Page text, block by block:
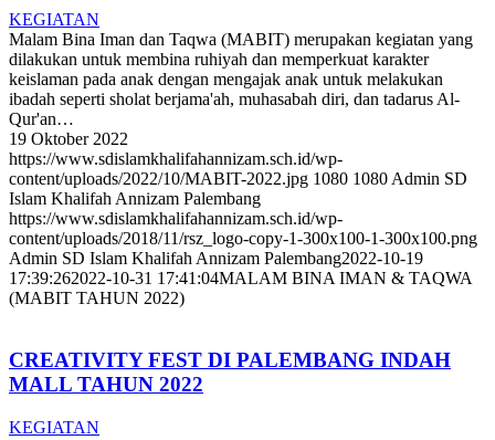
KEGIATAN
Malam Bina Iman dan Taqwa (MABIT) merupakan kegiatan yang
dilakukan untuk membina ruhiyah dan memperkuat karakter
keislaman pada anak dengan mengajak anak untuk melakukan
ibadah seperti sholat berjama'ah, muhasabah diri, dan tadarus Al-
Qur'an…
19 Oktober 2022
https://www.sdislamkhalifahannizam.sch.id/wp-
content/uploads/2022/10/MABIT-2022.jpg 1080 1080 Admin SD
Islam Khalifah Annizam Palembang
https://www.sdislamkhalifahannizam.sch.id/wp-
content/uploads/2018/11/rsz_logo-copy-1-300x100-1-300x100.png
Admin SD Islam Khalifah Annizam Palembang2022-10-19
17:39:262022-10-31 17:41:04MALAM BINA IMAN & TAQWA
(MABIT TAHUN 2022)
CREATIVITY FEST DI PALEMBANG INDAH
MALL TAHUN 2022
KEGIATAN